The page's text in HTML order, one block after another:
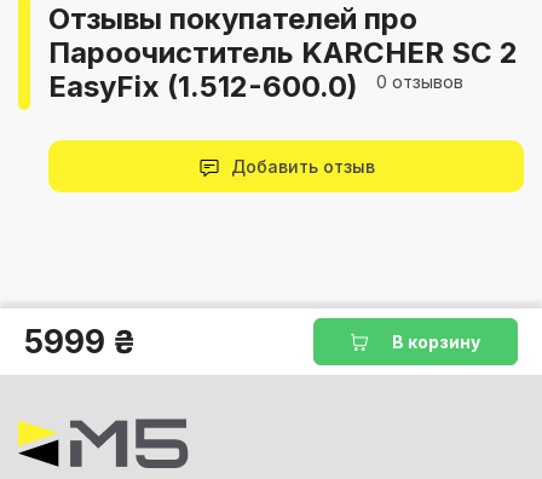
Отзывы покупателей про
Пароочиститель KARCHER SC 2
EasyFix (1.512-600.0)
0 отзывов
Добавить отзыв
5999 ₴ В корзину